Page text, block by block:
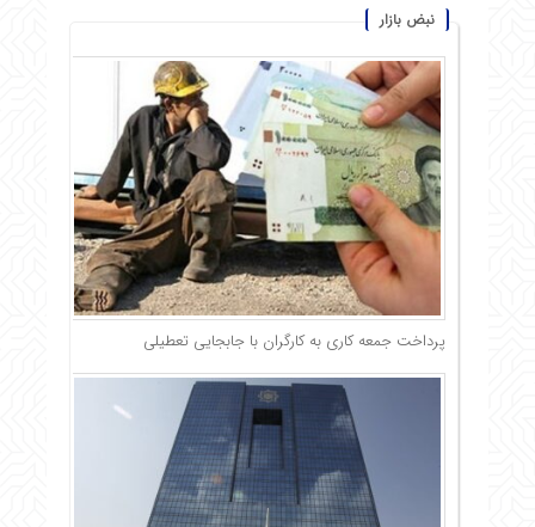
نبض بازار
پرداخت جمعه کاری به کارگران با جابجایی تعطیلی